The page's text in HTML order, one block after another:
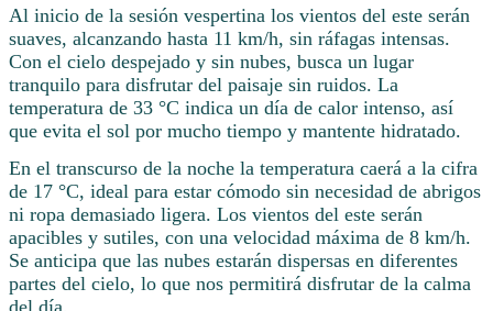
Al inicio de la sesión vespertina los vientos del este serán
suaves, alcanzando hasta 11 km/h, sin ráfagas intensas.
Con el cielo despejado y sin nubes, busca un lugar
tranquilo para disfrutar del paisaje sin ruidos. La
temperatura de 33 °C indica un día de calor intenso, así
que evita el sol por mucho tiempo y mantente hidratado.
En el transcurso de la noche la temperatura caerá a la cifra
de 17 °C, ideal para estar cómodo sin necesidad de abrigos
ni ropa demasiado ligera. Los vientos del este serán
apacibles y sutiles, con una velocidad máxima de 8 km/h.
Se anticipa que las nubes estarán dispersas en diferentes
partes del cielo, lo que nos permitirá disfrutar de la calma
del día.